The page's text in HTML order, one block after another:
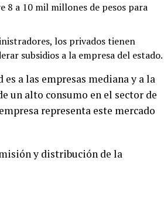
a 10 mil millones de pesos para
los privados tienen
subsidios a la empresa del estado.
a las empresas mediana y a la
un alto consumo en el sector de
representa este mercado
y distribución de la